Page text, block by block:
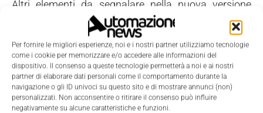
Per fornire le migliori esperienze, noi e i nostri partner utilizziamo tecnologie
come i cookie per memorizzare e/o accedere alle informazioni del
dispositivo. Il consenso a queste tecnologie permetterà a noi e ai nostri
partner di elaborare dati personali come il comportamento durante la
navigazione o gli ID univoci su questo sito e di mostrare annunci (non)
personalizzati. Non acconsentire o ritirare il consenso può influire
negativamente su alcune caratteristiche e funzioni.
Altri elementi da segnalare nella nuova versione
sono: le funzionalità Ansys TGrid integrate
nell'ambiente Ansys Fluent per ridurre il tempo di
pre-processing e l'integrazione, in un unico
ambiente, dei lettori di Cad e di nuove funzionalità di
surface meshing; il framework e il workflow
ottimizzati necessari per migliorare la capacità di